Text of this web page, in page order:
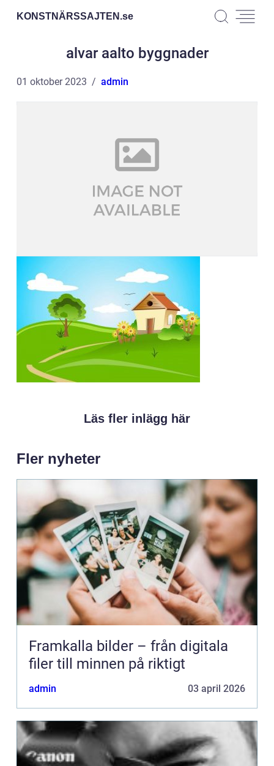
KONSTNÄRSSAJTEN.se
alvar aalto byggnader
01 oktober 2023 admin
Läs fler inlägg här
Fler nyheter
Framkalla bilder – från digitala
filer till minnen på riktigt
admin 03 april 2026